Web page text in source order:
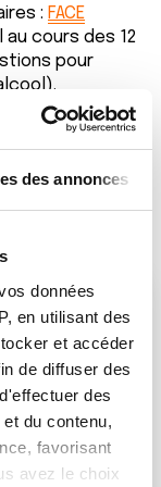
des annonces
données
en utilisant des
et accéder
de diffuser des
des
du contenu,
favorisant
avez le choix
: FACE
cours des 12
pour
de meilleures
santé.
nouveaux
évitable